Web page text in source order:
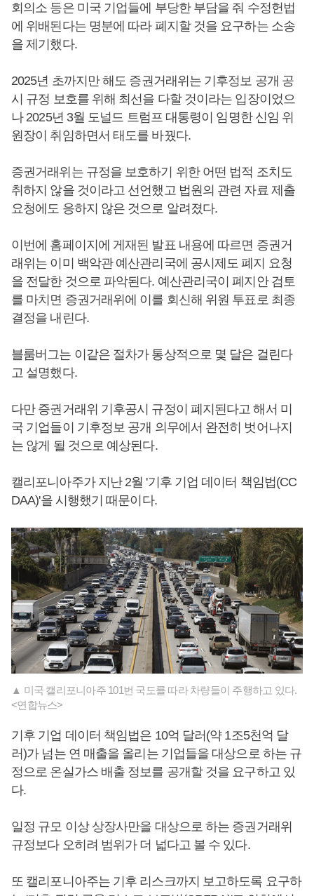
회의소 등은 미국 기업들에 부당한 부담을 줘 수정헌법
에 위배된다는 명분에 따라 폐지할 것을 요구하는 소송
을 제기했다.
2025년 초까지만 해도 증권거래위는 기후정보 공개 공
시 규정 보호를 위해 최선을 다할 것이라는 입장이었으
나 2025년 3월 도널드 트럼프 대통령이 임명한 신임 위
원장이 취임하면서 태도를 바꿨다.
증권거래위는 규정을 보호하기 위한 어떤 법적 조치도
취하지 않을 것이라고 선언했고 법원의 관련 자료 제출
요청에도 응하지 않은 것으로 알려졌다.
이번에 홈페이지에 게재된 발표 내용에 따르면 증권거
래위는 이미 백악관 예산관리국에 공시제도 폐지 요청
을 전달한 것으로 파악된다. 예산관리국이 폐지안 검토
를 마치면 증권거래위에 이를 회신해 위원 투표로 최종
결정을 내린다.
블룸버그는 이같은 절차가 통상적으로 몇 달은 걸린다
고 설명했다.
다만 증권거래위 기후공시 규정이 폐지된다고 해서 미
국 기업들이 기후정보 공개 의무에서 완전히 벗어나지
는 않게 될 것으로 예상된다.
캘리포니아주가 지난 2월 '기후 기업 데이터 책임법(CC
DAA)'을 시행했기 때문이다.
▲ 미국 캘리포니아주 101번 국도를 따라 차량들이 주행하고 있다.
<연합뉴스>
기후 기업 데이터 책임법은 10억 달러(약 1조5천억 달
러)가 넘는 연 매출을 올리는 기업들을 대상으로 하는 규
정으로 온실가스 배출 정보를 공개할 것을 요구하고 있
다.
일정 규모 이상 상장사만을 대상으로 하는 증권거래위
규정보다 오히려 범위가 더 넓다고 볼 수 있다.
또 캘리포니아주는 기후 리스크까지 보고하도록 요구하